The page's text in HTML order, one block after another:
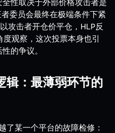
委员会最终在极端条件下紧
攻击者开仓价平仓，HLP反
观察，这次投票本身也引
的争议。
辑：最薄弱环节的
了某一个平台的故障检修：